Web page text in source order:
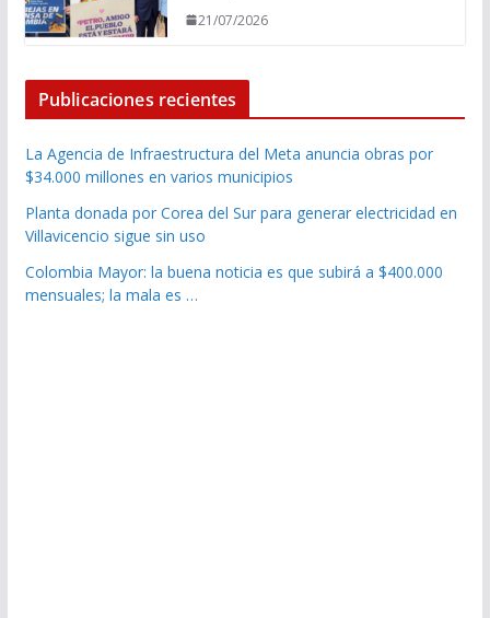
21/07/2026
Publicaciones recientes
La Agencia de Infraestructura del Meta anuncia obras por
$34.000 millones en varios municipios
Planta donada por Corea del Sur para generar electricidad en
Villavicencio sigue sin uso
Colombia Mayor: la buena noticia es que subirá a $400.000
mensuales; la mala es …